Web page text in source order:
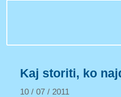
Kaj storiti, ko
10 / 07 / 2011